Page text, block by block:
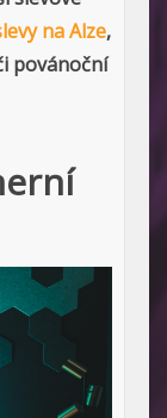
na Alze,
povánoční